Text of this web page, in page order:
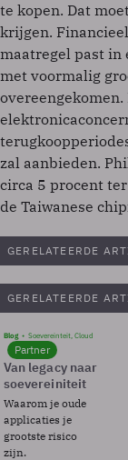
te kopen. Dat
krijgen.
maatregel past in
met voormalig
zal aanbieden.
circa 5 procent
de Taiwanese
GERELATEERDE
GERELATEERDE
Blog Soevereinteit, Cloud
Partner
Van legacy naar
soevereiniteit
Waarom je oude
applicaties je
grootste risico
zijn.